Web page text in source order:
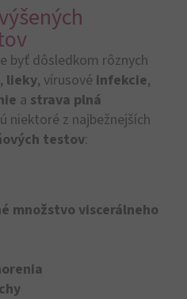
byť dôsledkom rôznych
, lieky, vírusové infekcie,
a strava plná
niektoré z najbežnejších
testov:
množstvo viscerálneho